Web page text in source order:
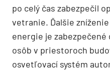
po celý čas zabezpečil
vetranie. Ďalšie
energie je
osôb v priestoroch
osvetľovací systém